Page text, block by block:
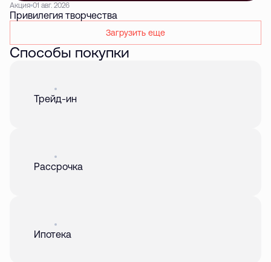
Акция 01 авг. 2026
Привилегия творчества
Загрузить еще
Способы покупки
Трейд-ин
Рассрочка
Ипотека